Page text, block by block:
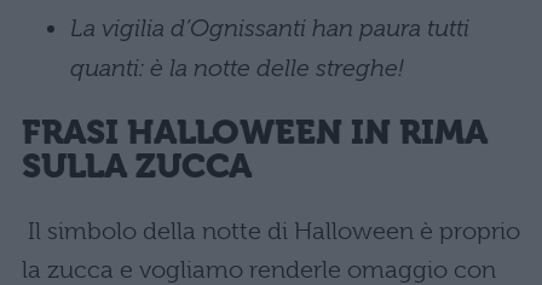
La vigilia d’Ognissanti han paura tutti
quanti: è la notte delle streghe!
FRASI HALLOWEEN IN RIMA
SULLA ZUCCA
Il simbolo della notte di Halloween è proprio
la zucca e vogliamo renderle omaggio con